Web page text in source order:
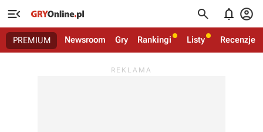
   
PREMIUM Newsroom Gry Rankingi Listy Recenzje